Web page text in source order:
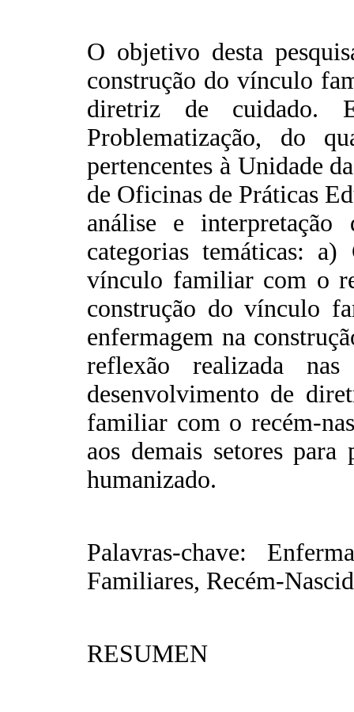
O objetivo desta
construção do vínculo
diretriz de cuidado.
Problematização, do
pertencentes à Unidade
de Oficinas de Práticas
análise e
categorias temáticas:
vínculo familiar com o
construção do vínculo
enfermagem na
reflexão realizada
desenvolvimento de
familiar com o recém-
aos demais setores
humanizado.
Palavras-chave:
Familiares, Recém-
RESUMEN